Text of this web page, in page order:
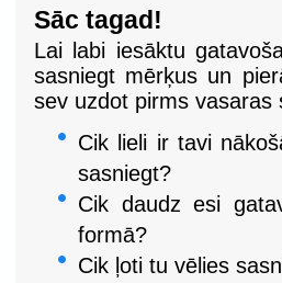
Sāc tagad!
Lai labi iesāktu
sasniegt mērķus un
sev uzdot pirms vasaras
Cik lieli ir tavi
sasniegt?
Cik daudz esi
formā?
Cik ļoti tu vēlies